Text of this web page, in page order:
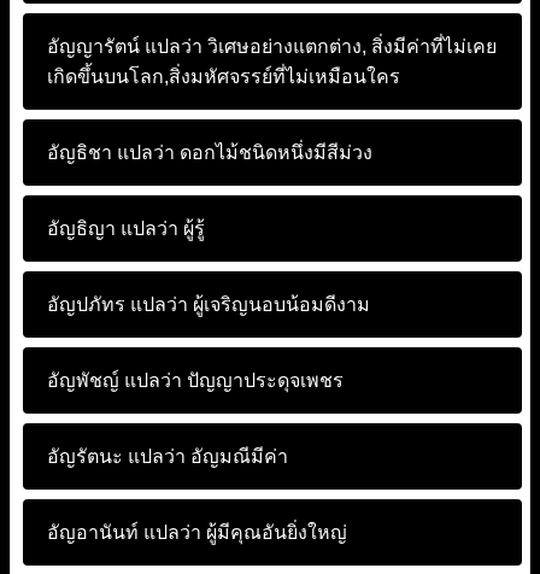
อัญญารัตน์ แปลว่า วิเศษอย่างแตกต่าง, สิ่งมีค่าที่ไม่เคย
เกิดขึ้นบนโลก,สิ่งมหัศจรรย์ที่ไม่เหมือนใคร
อัญธิชา แปลว่า ดอกไม้ชนิดหนึ่งมีสีม่วง
อัญธิญา แปลว่า ผู้รู้
อัญปภัทร แปลว่า ผู้เจริญนอบน้อมดีงาม
อัญพัชญ์ แปลว่า ปัญญาประดุจเพชร
อัญรัตนะ แปลว่า อัญมณีมีค่า
อัญอานันท์ แปลว่า ผู้มีคุณอันยิ่งใหญ่